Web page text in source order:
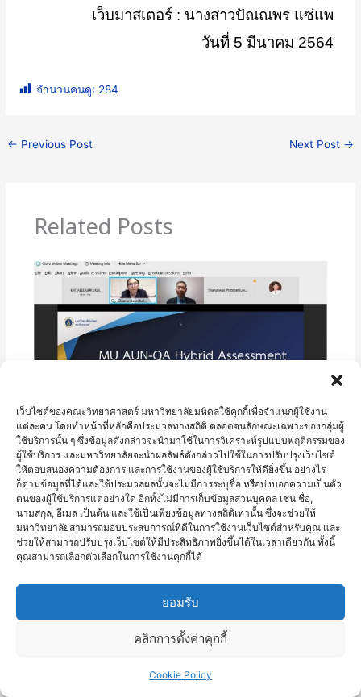
เว็บไซต์ของคณะวิทยาศาสตร์ มหาวิทยาลัยมหิดลใช้คุกกี้เพื่อจำแนกผู้ใช้งาน
แต่ละคน โดยทำหน้าที่หลักคือประมวลทางสถิติ ตลอดจนลักษณะเฉพาะของกลุ่มผู้
ใช้บริการนั้น ๆ ซึ่งข้อมูลดังกล่าวจะนำมาใช้ในการวิเคราะห์รูปแบบพฤติกรรมของ
ผู้ใช้บริการ และมหาวิทยาลัยจะนำผลลัพธ์ดังกล่าวไปใช้ในการปรับปรุงเว็บไซต์
ให้ตอบสนองความต้องการ และการใช้งานของผู้ใช้บริการให้ดียิ่งขึ้น อย่างไร
ก็ตามข้อมูลที่ได้และใช้ประมวลผลนั้นจะไม่มีการระบุชื่อ หรือบ่งบอกความเป็นตัว
ตนของผู้ใช้บริการแต่อย่างใด อีกทั้งไม่มีการเก็บข้อมูลส่วนบุคคล เช่น ชื่อ,
นามสกุล, อีเมล เป็นต้น และใช้เป็นเพียงข้อมูลทางสถิติเท่านั้น ซึ่งจะช่วยให้
มหาวิทยาลัยสามารถมอบประสบการณ์ที่ดีในการใช้งานเว็บไซต์สำหรับคุณ และ
ช่วยให้สามารถปรับปรุงเว็บไซต์ให้มีประสิทธิภาพยิ่งขึ้นได้ในเวลาเดียวกัน ทั้งนี้
คุณสามารถเลือกตัวเลือกในการใช้งานคุกกี้ได้
ยอมรับ
คลิกการตั้งค่าคุกกี้
Cookie Policy
เว็บมาสเตอร์ : นางสาวปัณณพร แซ่แพ
วันที่ 5 มีนาคม 2564
จำนวนคนดู: 284
← Previous Post Next Post →
Related Posts
การตรวจประเมิน Online MU AUN-QA
Assessment ผ่านโปรแกรม Cisco Webex
Meetings ของภาควิชาคณิตศาสตร์